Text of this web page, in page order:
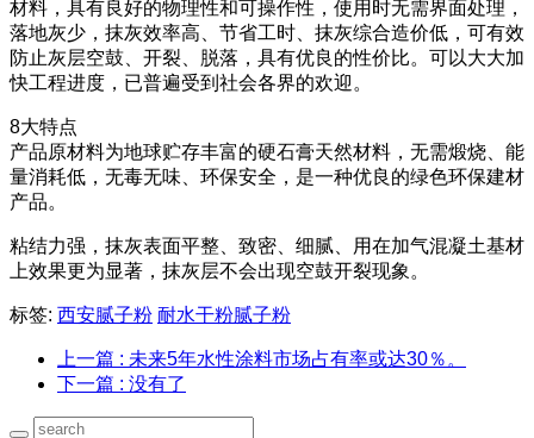
材料，具有良好的物理性和可操作性，使用时无需界面处理，
落地灰少，抹灰效率高、节省工时、抹灰综合造价低，可有效
防止灰层空鼓、开裂、脱落，具有优良的性价比。可以大大加
快工程进度，已普遍受到社会各界的欢迎。
8大特点
产品原材料为地球贮存丰富的硬石膏天然材料，无需煅烧、能
量消耗低，无毒无味、环保安全，是一种优良的绿色环保建材
产品。
粘结力强，抹灰表面平整、致密、细腻、用在加气混凝土基材
上效果更为显著，抹灰层不会出现空鼓开裂现象。
标签: 西安腻子粉 耐水干粉腻子粉
上一篇 : 未来5年水性涂料市场占有率或达30％。
下一篇 : 没有了